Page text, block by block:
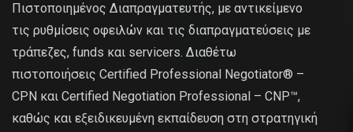
Πιστοποιημένος Διαπραγματευτής, με αντικείμενο
τις ρυθμίσεις οφειλών και τις διαπραγματεύσεις με
τράπεζες, funds και servicers. Διαθέτω
πιστοποιήσεις Certified Professional Negotiator® –
CPN και Certified Negotiation Professional – CNP™,
καθώς και εξειδικευμένη εκπαίδευση στη στρατηγική